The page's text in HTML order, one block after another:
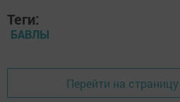
Теги:
БАВЛЫ
Перейти на